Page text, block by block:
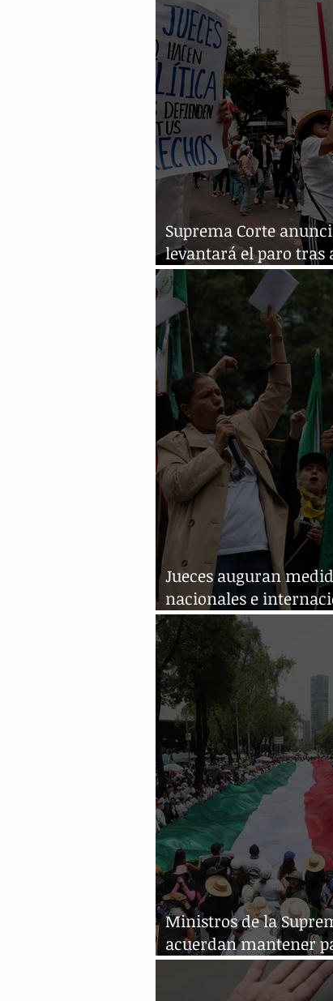
Suprema Corte
levantará el paro tras
reforma judicial
Jueces auguran
nacionales e
frenar reforma
Ministros de la
acuerdan mantener
la reforma judicial